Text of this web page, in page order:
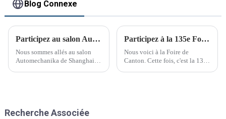
Blog Connexe
Participez au salon Automechanika de Shanghai
Nous sommes allés au salon
Automechanika de Shanghai
donc annoncé leur venue. Le
Participez à la 135e Foire de Canton
Nous voici à la Foire de
Canton. Cette fois, c'est la 135e
Recherche Associée